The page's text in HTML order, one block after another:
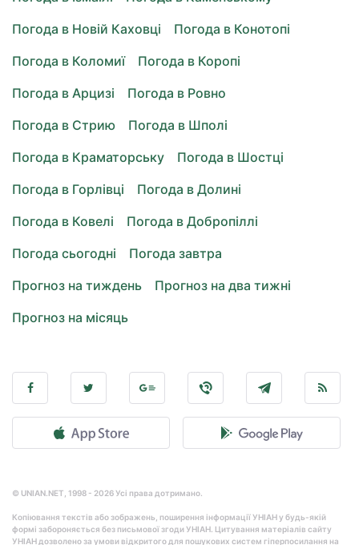
Погода в Новій Каховці
Погода в Конотопі
Погода в Коломиї
Погода в Коропі
Погода в Арцизі
Погода в Ровно
Погода в Стрию
Погода в Шполі
Погода в Краматорську
Погода в Шостці
Погода в Горлівці
Погода в Долині
Погода в Ковелі
Погода в Добропіллі
Погода сьогодні
Погода завтра
Прогноз на тиждень
Прогноз на два тижні
Прогноз на місяць
© UNIAN.NET, 1998 - 2026 Усі права дотримано.
Копіювання текстів або зображень, поширення інформації УНІАН у будь-якій
формі забороняється без письмової згоди УНІАН. Цитування матеріалів сайту
УНІАН дозволено за умови відкритого для пошукових систем гіперпосилання на